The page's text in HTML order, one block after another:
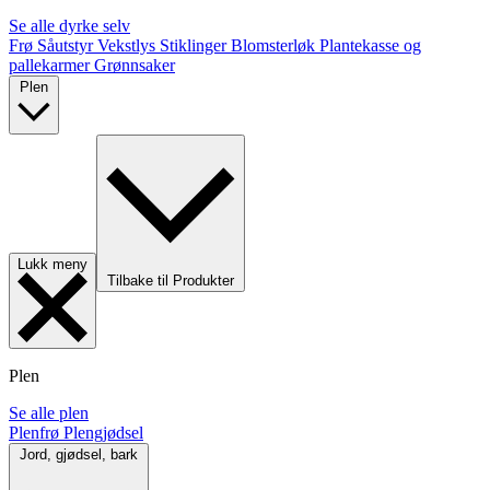
Se alle dyrke selv
Frø SåutstyrVekstlys StiklingerBlomsterløk Plantekasse og
pallekarmerGrønnsaker
Lukk meny
Tilbake til Produkter
Plen
Se alle plen
Plenfrø Plengjødsel